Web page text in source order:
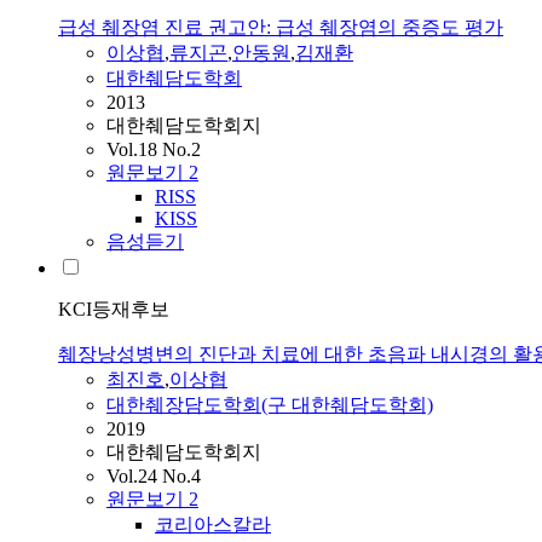
급성 췌장염 진료 권고안: 급성 췌장염의 중증도 평가
이상협,류지곤,안동원,김재환
대한췌담도학회
2013
대한췌담도학회지
Vol.18 No.2
원문보기 2
RISS
KISS
음성듣기
KCI등재후보
췌장낭성병변의 진단과 치료에 대한 초음파 내시경의 활
최진호,이상협
대한췌장담도학회(구 대한췌담도학회)
2019
대한췌담도학회지
Vol.24 No.4
원문보기 2
코리아스칼라